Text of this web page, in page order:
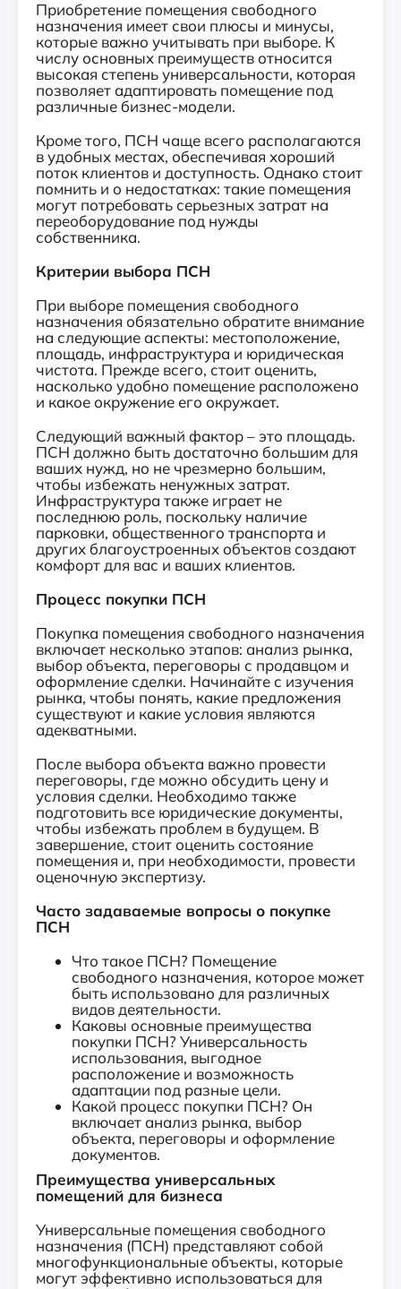
Приобретение помещения свободного
назначения имеет свои плюсы и минусы,
которые важно учитывать при выборе. К
числу основных преимуществ относится
высокая степень универсальности, которая
позволяет адаптировать помещение под
различные бизнес-модели.
Кроме того, ПСН чаще всего располагаются
в удобных местах, обеспечивая хороший
поток клиентов и доступность. Однако стоит
помнить и о недостатках: такие помещения
могут потребовать серьезных затрат на
переоборудование под нужды
собственника.
Критерии выбора ПСН
При выборе помещения свободного
назначения обязательно обратите внимание
на следующие аспекты: местоположение,
площадь, инфраструктура и юридическая
чистота. Прежде всего, стоит оценить,
насколько удобно помещение расположено
и какое окружение его окружает.
Следующий важный фактор – это площадь.
ПСН должно быть достаточно большим для
ваших нужд, но не чрезмерно большим,
чтобы избежать ненужных затрат.
Инфраструктура также играет не
последнюю роль, поскольку наличие
парковки, общественного транспорта и
других благоустроенных объектов создают
комфорт для вас и ваших клиентов.
Процесс покупки ПСН
Покупка помещения свободного назначения
включает несколько этапов: анализ рынка,
выбор объекта, переговоры с продавцом и
оформление сделки. Начинайте с изучения
рынка, чтобы понять, какие предложения
существуют и какие условия являются
адекватными.
После выбора объекта важно провести
переговоры, где можно обсудить цену и
условия сделки. Необходимо также
подготовить все юридические документы,
чтобы избежать проблем в будущем. В
завершение, стоит оценить состояние
помещения и, при необходимости, провести
оценочную экспертизу.
Часто задаваемые вопросы о покупке
ПСН
Что такое ПСН? Помещение
свободного назначения, которое может
быть использовано для различных
видов деятельности.
Каковы основные преимущества
покупки ПСН? Универсальность
использования, выгодное
расположение и возможность
адаптации под разные цели.
Какой процесс покупки ПСН? Он
включает анализ рынка, выбор
объекта, переговоры и оформление
документов.
Преимущества универсальных
помещений для бизнеса
Универсальные помещения свободного
назначения (ПСН) представляют собой
многофункциональные объекты, которые
могут эффективно использоваться для